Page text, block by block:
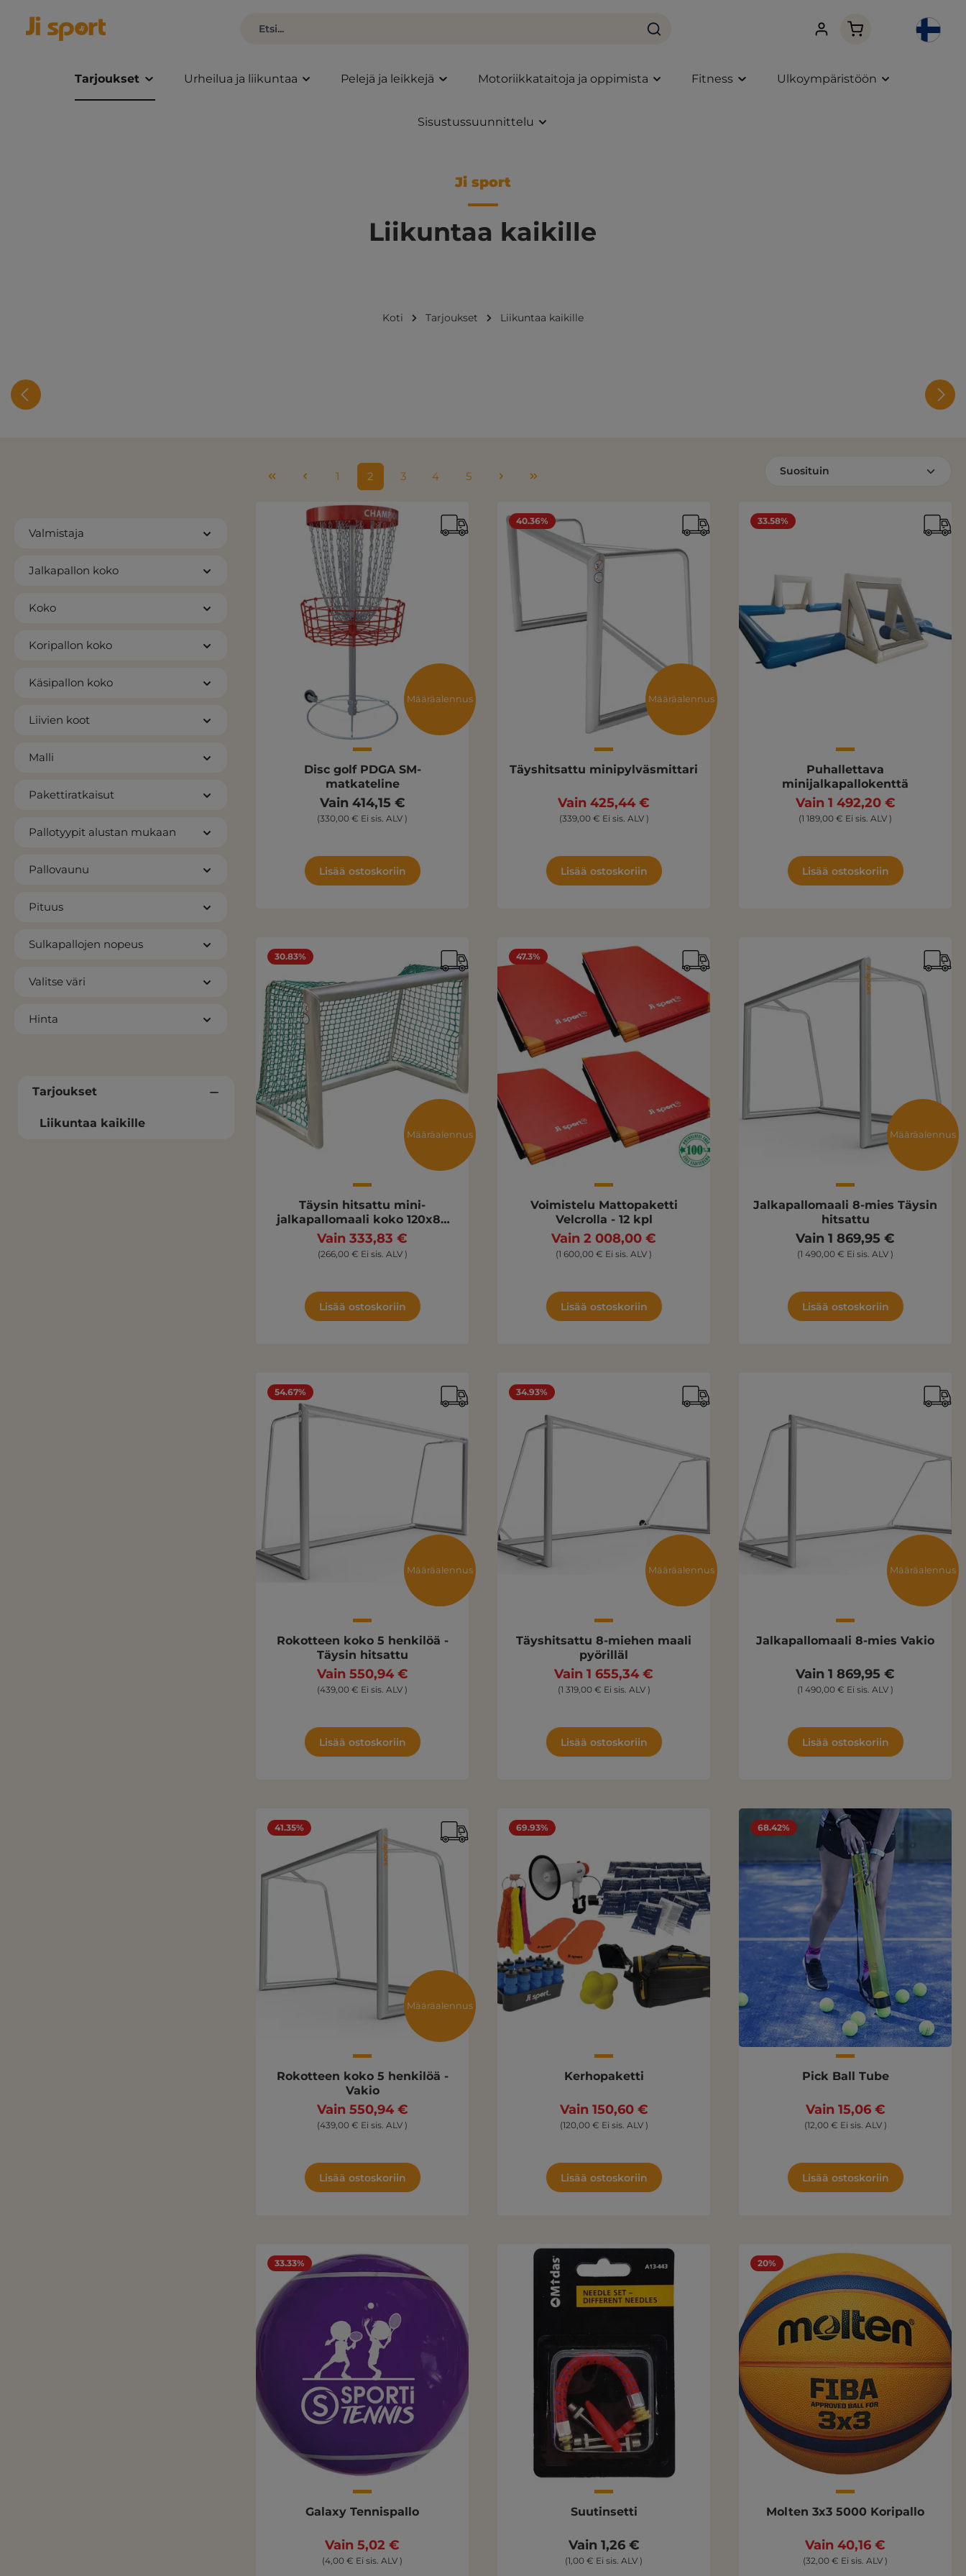
Ostoskori sisältää
Tarjoukset Urheilua ja liikuntaa Pelejä ja leikkejä Motoriikkataitoja ja oppimista Fitness Ulkoympäristöön
Sisustussuunnittelu
Ji sport
Liikuntaa kaikille
Koti Tarjoukset Liikuntaa kaikille
Valmistaja
Jalkapallon koko
Koko
Koripallon koko
Käsipallon koko
Liivien koot
Malli
Pakettiratkaisut
Pallotyypit alustan mukaan
Pallovaunu
Pituus
Sulkapallojen nopeus
Valitse väri
Hinta
Tarjoukset
Liikuntaa kaikille
Sivu
1 Sivu
2 Sivu
3 Sivu
4 Sivu
5
Määräalennus
Disc golf PDGA SM-
matkateline
Vain 414,15 €
(330,00 € Ei sis. ALV )
Lisää ostoskoriin
Määräalennus
40.36%
Täyshitsattu minipylväsmittari
Vain 425,44 €
(339,00 € Ei sis. ALV )
Lisää ostoskoriin
33.58%
Puhallettava
minijalkapallokenttä
Vain 1 492,20 €
(1 189,00 € Ei sis. ALV )
Lisää ostoskoriin
Määräalennus
30.83%
Täysin hitsattu mini-
jalkapallomaali koko 120x80
cm
Vain 333,83 €
(266,00 € Ei sis. ALV )
Lisää ostoskoriin
47.3%
Voimistelu Mattopaketti
Velcrolla - 12 kpl
Vain 2 008,00 €
(1 600,00 € Ei sis. ALV )
Lisää ostoskoriin
Määräalennus
Jalkapallomaali 8-mies Täysin
hitsattu
Vain 1 869,95 €
(1 490,00 € Ei sis. ALV )
Lisää ostoskoriin
Määräalennus
54.67%
Rokotteen koko 5 henkilöä -
Täysin hitsattu
Vain 550,94 €
(439,00 € Ei sis. ALV )
Lisää ostoskoriin
Määräalennus
34.93%
Täyshitsattu 8-miehen maali
pyörilläl
Vain 1 655,34 €
(1 319,00 € Ei sis. ALV )
Lisää ostoskoriin
Määräalennus
Jalkapallomaali 8-mies Vakio
Vain 1 869,95 €
(1 490,00 € Ei sis. ALV )
Lisää ostoskoriin
Määräalennus
41.35%
Rokotteen koko 5 henkilöä -
Vakio
Vain 550,94 €
(439,00 € Ei sis. ALV )
Lisää ostoskoriin
69.93%
Kerhopaketti
Vain 150,60 €
(120,00 € Ei sis. ALV )
Lisää ostoskoriin
68.42%
Pick Ball Tube
Vain 15,06 €
(12,00 € Ei sis. ALV )
Lisää ostoskoriin
33.33%
Galaxy Tennispallo
Vain 5,02 €
(4,00 € Ei sis. ALV )
Suutinsetti
Vain 1,26 €
(1,00 € Ei sis. ALV )
20%
Molten 3x3 5000 Koripallo
Vain 40,16 €
(32,00 € Ei sis. ALV )